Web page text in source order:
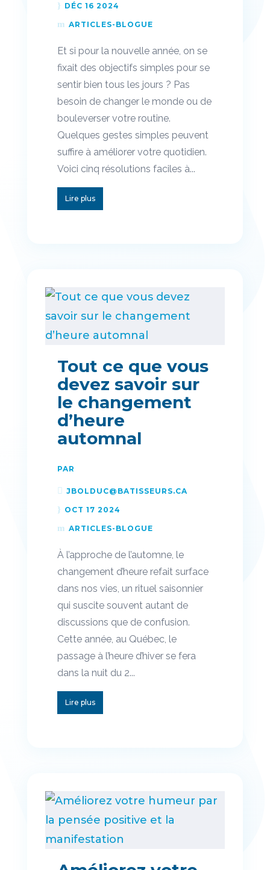
DÉC 16 2024
ARTICLES-BLOGUE
Et si pour la nouvelle année, on se
fixait des objectifs simples pour se
sentir bien tous les jours ? Pas
besoin de changer le monde ou de
bouleverser votre routine.
Quelques gestes simples peuvent
suffire à améliorer votre quotidien.
Voici cinq résolutions faciles à...
Lire plus
Tout ce que vous
devez savoir sur
le changement
d’heure
automnal
PAR
JBOLDUC@BATISSEURS.CA
OCT 17 2024
ARTICLES-BLOGUE
À l’approche de l’automne, le
changement d’heure refait surface
dans nos vies, un rituel saisonnier
qui suscite souvent autant de
discussions que de confusion.
Cette année, au Québec, le
passage à l’heure d’hiver se fera
dans la nuit du 2...
Lire plus